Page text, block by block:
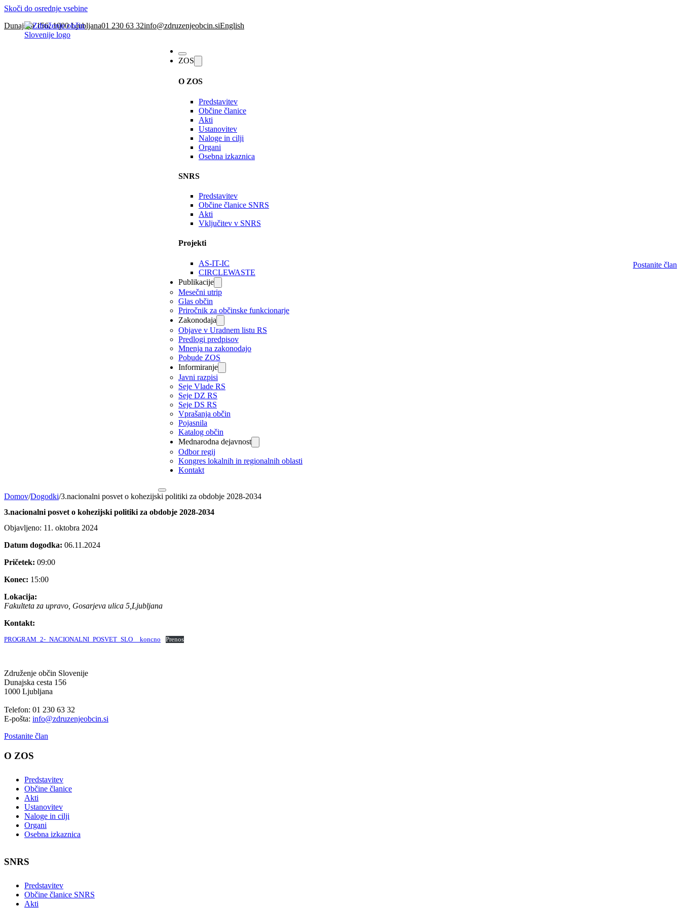
Skoči do osrednje vsebine
Dunajska 156, 1000 Ljubljana01 230 63 32info@zdruzenjeobcin.siEnglish
ZOS
O ZOS
Predstavitev
Občine članice
Akti
Ustanovitev
Naloge in cilji
Organi
Osebna izkaznica
SNRS
Predstavitev
Občine članice SNRS
Akti
Vključitev v SNRS
Projekti
AS-IT-IC
CIRCLEWASTE
Publikacije
Mesečni utrip
Glas občin
Priročnik za občinske funkcionarje
Zakonodaja
Objave v Uradnem listu RS
Predlogi predpisov
Mnenja na zakonodajo
Pobude ZOS
Informiranje
Javni razpisi
Seje Vlade RS
Seje DZ RS
Seje DS RS
Vprašanja občin
Pojasnila
Katalog občin
Mednarodna dejavnost
Odbor regij
Kongres lokalnih in regionalnih oblasti
Kontakt
Postanite član
Domov/Dogodki/3.nacionalni posvet o kohezijski politiki za obdobje 2028-2034
3.nacionalni posvet o kohezijski politiki za obdobje 2028-2034
Objavljeno: 11. oktobra 2024
Datum dogodka: 06.11.2024
Pričetek: 09:00
Konec: 15:00
Lokacija:
Fakulteta za upravo, Gosarjeva ulica 5,Ljubljana
Kontakt:
PROGRAM_2-_NACIONALNI_POSVET_SLO__koncno Prenos
Združenje občin Slovenije
Dunajska cesta 156
1000 Ljubljana
Telefon: 01 230 63 32
E-pošta: info@zdruzenjeobcin.si
Postanite član
O ZOS
Predstavitev
Občine članice
Akti
Ustanovitev
Naloge in cilji
Organi
Osebna izkaznica
SNRS
Predstavitev
Občine članice SNRS
Akti